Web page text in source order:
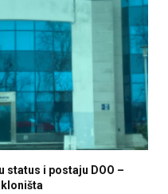
status i postaju DOO –